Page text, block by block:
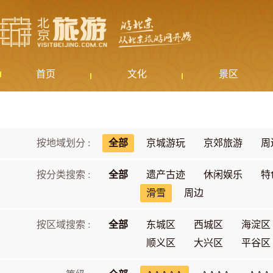
首页 文化 景区
按地域划分 : 全部 京城游玩 京郊旅游 周
按分类搜索 : 全部 遗产古迹 休闲娱乐
特
滑雪
周边
按区域搜索 : 全部 东城区 西城区
海淀区
顺义区
大兴区 平谷区